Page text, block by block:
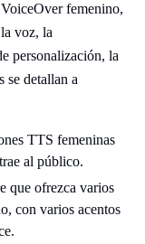
femenino,
voz, la
personalización, la
se detallan a
TTS femeninas
al público.
que ofrezca varios
con varios acentos